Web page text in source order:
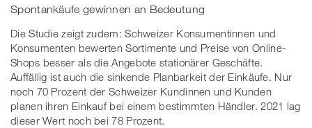
Spontankäufe gewinnen an Bedeutung
Die Studie zeigt zudem: Schweizer Konsumentinnen und
Konsumenten bewerten Sortimente und Preise von Online-
Shops besser als die Angebote stationärer Geschäfte.
Auffällig ist auch die sinkende Planbarkeit der Einkäufe. Nur
noch 70 Prozent der Schweizer Kundinnen und Kunden
planen ihren Einkauf bei einem bestimmten Händler. 2021 lag
dieser Wert noch bei 78 Prozent.